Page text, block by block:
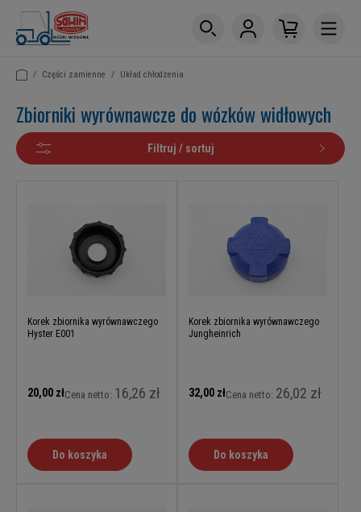
/ Części zamienne / Układ chłodzenia
Zbiorniki wyrównawcze do wózków widłowych
Filtruj / sortuj
Korek zbiornika wyrównawczego
Hyster E001
20,00 złCena netto: 16,26 zł
Do koszyka
Korek zbiornika wyrównawczego
Jungheinrich
32,00 złCena netto: 26,02 zł
Do koszyka